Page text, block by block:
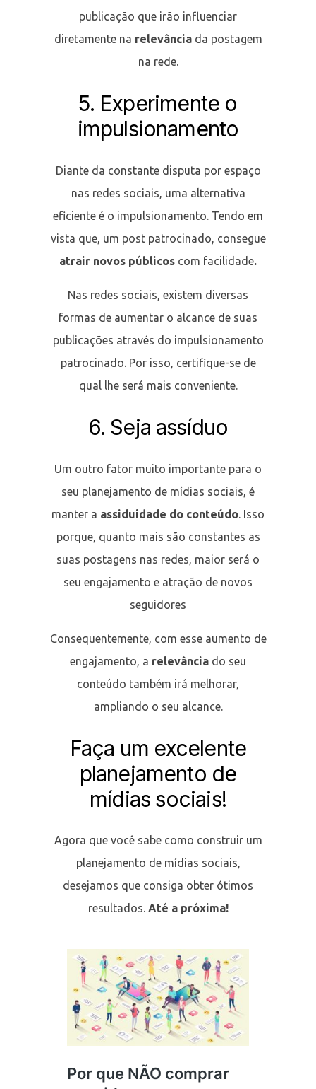
publicação que irão influenciar
diretamente na relevância da postagem
na rede.
5. Experimente o
impulsionamento
Diante da constante disputa por espaço
nas redes sociais, uma alternativa
eficiente é o impulsionamento. Tendo em
vista que, um post patrocinado, consegue
atrair novos públicos com facilidade.
Nas redes sociais, existem diversas
formas de aumentar o alcance de suas
publicações através do impulsionamento
patrocinado. Por isso, certifique-se de
qual lhe será mais conveniente.
6. Seja assíduo
Um outro fator muito importante para o
seu planejamento de mídias sociais, é
manter a assiduidade do conteúdo. Isso
porque, quanto mais são constantes as
suas postagens nas redes, maior será o
seu engajamento e atração de novos
seguidores
Consequentemente, com esse aumento de
engajamento, a relevância do seu
conteúdo também irá melhorar,
ampliando o seu alcance.
Faça um excelente
planejamento de
mídias sociais!
Agora que você sabe como construir um
planejamento de mídias sociais,
desejamos que consiga obter ótimos
resultados. Até a próxima!